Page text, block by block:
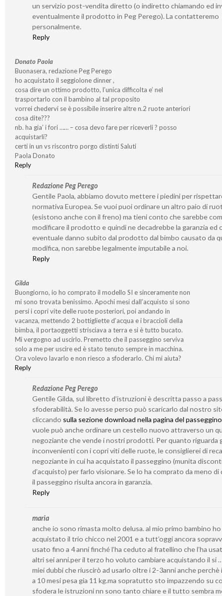
un servizio post-vendita diretto (o indiretto chiamando ed
eventualmente il prodotto in Peg Perego). La contatteremo
personalmente.
Reply
Donato Paola
Buonasera, redazione Peg Perego
ho acquistato il seggiolone dinner ,
cosa dire un ottimo prodotto, l’unica difficolta e’ nel
trasportarlo con il bambino al tal proposito
vorrei chedervi se è possibile inserire altre n.2 ruote anteriori
cosa dite???
nb. ha gia’ i fori …… – cosa devo fare per riceverli ? posso
acquistarli?
certi in un vs riscontro porgo distinti Saluti
Paola Donato
Reply
Redazione Peg Perego
Gentile Paola, abbiamo dovuto mettere i piedini per
normativa Europea. Se vuoi puoi ordinare un altro paio di
(esistono anche con il freno) ma tieni conto che sarebbe
modificare il prodotto e quindi ne decadrebbe la garanzia ed
eventuale danno subito dal prodotto dal bimbo causato da
modifica, non sarebbe legalmente imputabile a noi.
Reply
Gilda
Buongiorno, io ho comprato il modello SI e sinceramente non
mi sono trovata benissimo. Apochi mesi dall’acquisto si sono
persi i copri vite delle ruote posteriori, poi andando in
vacanza, mettendo 2 bottigliette d’acqua e i braccioli della
bimba, il portaoggetti strisciava a terra e si è tutto bucato.
Mi vergogno ad uscirlo. Premetto che il passeggino serviva
solo a me per uscire ed è stato tenuto sempre in macchina.
Ora volevo lavarlo e non riesco a sfoderarlo. Chi mi aiuta?
Reply
Redazione Peg Perego
Gentile Gilda, sul libretto d’istruzioni è descritta passo a
sfoderabilità. Se lo avesse perso può scaricarlo dal nostro
cliccando sulla sezione download nella pagina del
vuole può anche ordinare un cestello nuovo attraverso un
negoziante che vende i nostri prodotti. Per quanto riguarda
inconvenienti con i copri viti delle ruote, le consiglierei di
negoziante in cui ha acquistato il passeggino (munita
d’acquisto) per farlo visionare. Se lo ha comprato da meno di
il passeggino risulta ancora in garanzia.
Reply
maria
anche io sono rimasta molto delusa. al mio primo bambino ho
acquistato il trio chicco nel 2001 e a tutt’oggi ancora
usato fino a 4 anni finché l’ha ceduto al fratellino che l’ha
altri sei anni.per il terzo ho voluto cambiare acquistando il si
miei dubbi che riuscirò ad usarlo oltre i 2-3anni anche perchè
a 10 mesi pesa gia 11 kg.ma sopratutto sto impazzendo su
sfodera le istruzioni nn sono tanto chiare e il tutto sembra